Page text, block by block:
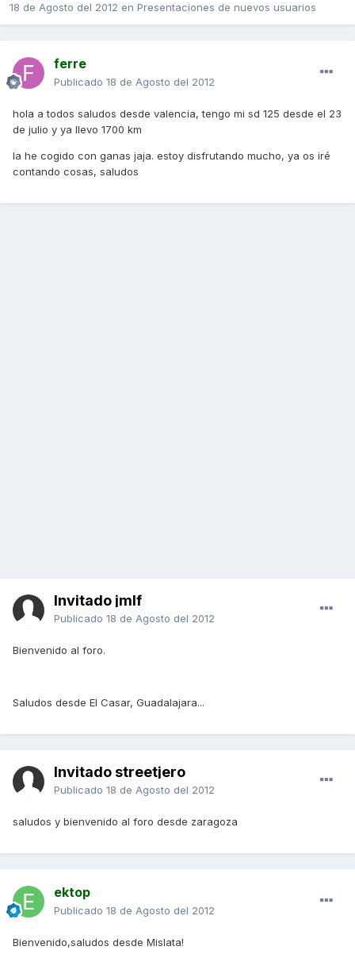
18 de Agosto del 2012 en Presentaciones de nuevos usuarios
ferre
Publicado 18 de Agosto del 2012
hola a todos saludos desde valencia, tengo mi sd 125 desde el 23
de julio y ya llevo 1700 km
la he cogido con ganas jaja. estoy disfrutando mucho, ya os iré
contando cosas, saludos
Invitado jmlf
Publicado 18 de Agosto del 2012
Bienvenido al foro.
Saludos desde El Casar, Guadalajara...
Invitado streetjero
Publicado 18 de Agosto del 2012
saludos y bienvenido al foro desde zaragoza
ektop
Publicado 18 de Agosto del 2012
Bienvenido,saludos desde Mislata!